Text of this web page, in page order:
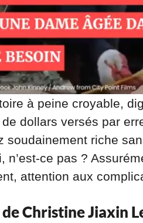
à peine croyable,
dollars versés par
soudainement riche
n’est-ce pas ?
attention aux
de Christine Jiaxin